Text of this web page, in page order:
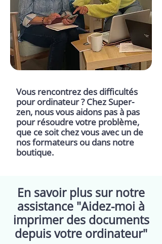
Vous rencontrez des difficultés
pour ordinateur ? Chez Super-
zen, nous vous aidons pas à pas
pour résoudre votre problème,
que ce soit chez vous avec un de
nos formateurs ou dans notre
boutique.
En savoir plus sur notre
assistance "Aidez-moi à
imprimer des documents
depuis votre ordinateur"